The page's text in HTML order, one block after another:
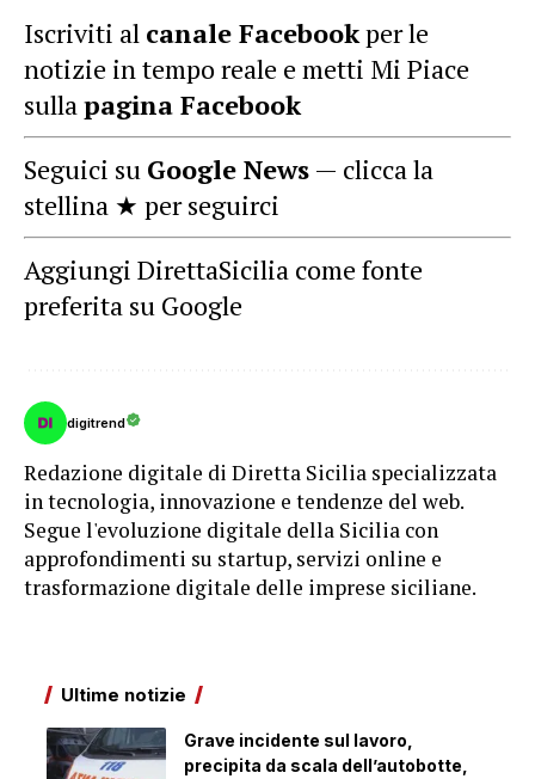
Iscriviti al canale Facebookper le
notizie in tempo reale e metti Mi Piace
sullapagina Facebook
Seguici su Google News — clicca la
stellina ★ per seguirci
Aggiungi DirettaSicilia come fonte
preferita su Google
digitrend
Redazione digitale di Diretta Sicilia specializzata
in tecnologia, innovazione e tendenze del web.
Segue l'evoluzione digitale della Sicilia con
approfondimenti su startup, servizi online e
trasformazione digitale delle imprese siciliane.
Ultime notizie
Grave incidente sul lavoro,
precipita da scala dell’autobotte,